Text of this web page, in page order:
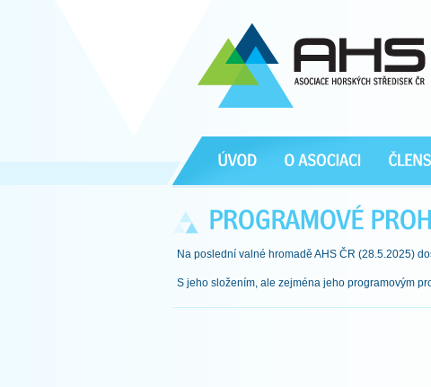
Na poslední valné hromadě AHS ČR (28.5.2025)
S jeho složením, ale zejména jeho programovým